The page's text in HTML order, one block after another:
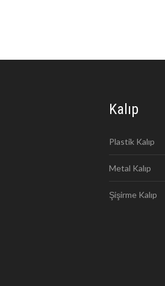
Kalıp
Plastik Kalıp
Metal Kalıp
Şişirme Kalıp